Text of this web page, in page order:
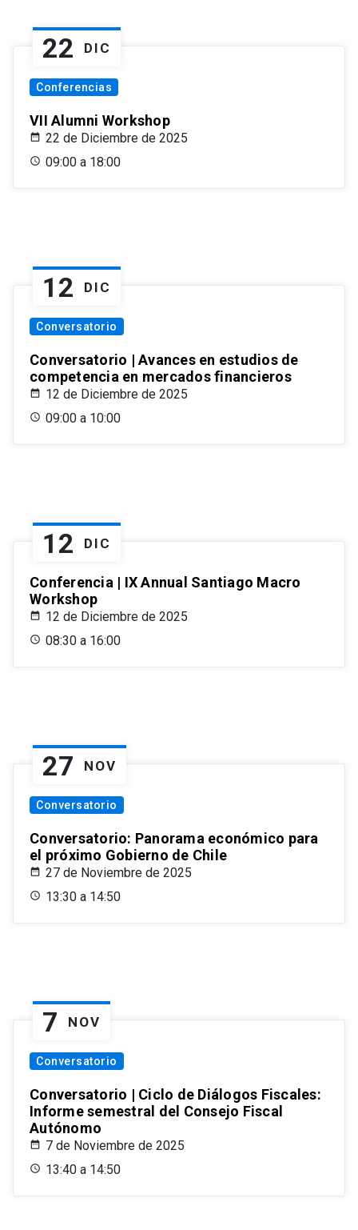
22 DIC
Conferencias
VII Alumni Workshop
22 de Diciembre de 2025
09:00 a 18:00
12 DIC
Conversatorio
Conversatorio | Avances en estudios de
competencia en mercados financieros
12 de Diciembre de 2025
09:00 a 10:00
12 DIC
Conferencia | IX Annual Santiago Macro
Workshop
12 de Diciembre de 2025
08:30 a 16:00
27 NOV
Conversatorio
Conversatorio: Panorama económico para
el próximo Gobierno de Chile
27 de Noviembre de 2025
13:30 a 14:50
7 NOV
Conversatorio
Conversatorio | Ciclo de Diálogos Fiscales:
Informe semestral del Consejo Fiscal
Autónomo
7 de Noviembre de 2025
13:40 a 14:50